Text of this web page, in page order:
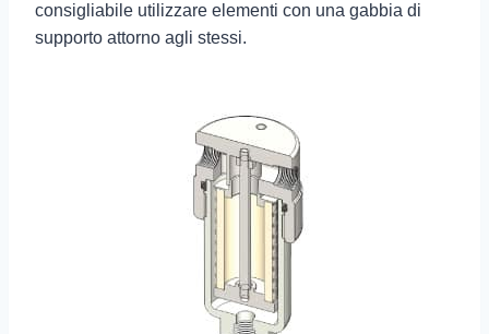
consigliabile utilizzare elementi con una gabbia di
supporto attorno agli stessi.